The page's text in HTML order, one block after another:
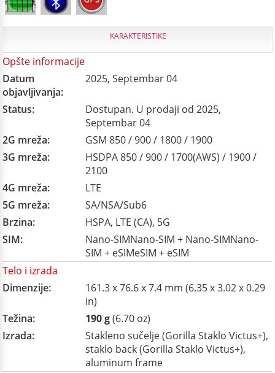
KARAKTERISTIKE
Opšte informacije
Datum
objavljivanja:
2025, Septembar 04
Status:
Dostupan. U prodaji od 2025,
Septembar 04
2G mreža:
GSM 850 / 900 / 1800 / 1900
3G mreža:
HSDPA 850 / 900 / 1700(AWS) / 1900 /
2100
4G mreža:
LTE
5G mreža:
SA/NSA/Sub6
Brzina:
HSPA, LTE (CA), 5G
SIM:
Nano-SIMNano-SIM + Nano-SIMNano-
SIM + eSIMeSIM + eSIM
Telo i izrada
Dimenzije:
161.3 x 76.6 x 7.4 mm (6.35 x 3.02 x 0.29
in)
Težina:
190 g(6.70 oz)
Izrada:
Stakleno sučelje (Gorilla Staklo Victus+),
staklo back (Gorilla Staklo Victus+),
aluminum frame